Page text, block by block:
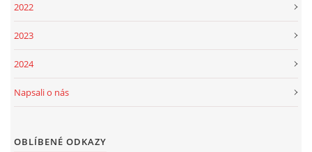
2022
2023
2024
Napsali o nás
OBLÍBENÉ ODKAZY